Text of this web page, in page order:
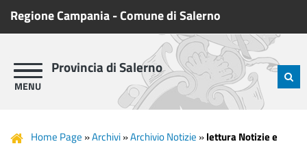
Regione Campania-Comune di Salerno
Provincia di Salerno
Home Page »Archivi»Archivio Notizie »lettura Notizie e